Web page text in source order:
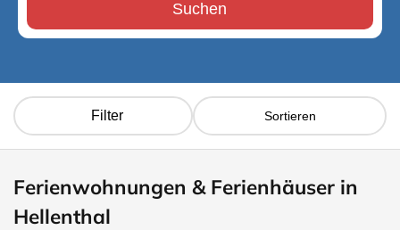
Suchen
Filter Sortieren
Ferienwohnungen & Ferienhäuser in
Hellenthal